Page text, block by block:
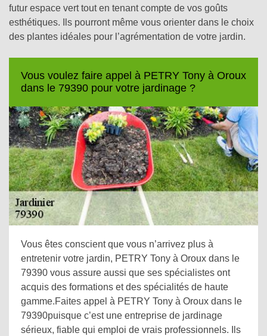
futur espace vert tout en tenant compte de vos goûts
esthétiques. Ils pourront même vous orienter dans le choix
des plantes idéales pour l’agrémentation de votre jardin.
Vous voulez faire appel à PETRY Tony à Oroux
dans le 79390 pour votre jardinage ?
Vous êtes conscient que vous n’arrivez plus à
entretenir votre jardin, PETRY Tony à Oroux dans le
79390 vous assure aussi que ses spécialistes ont
acquis des formations et des spécialités de haute
gamme.Faites appel à PETRY Tony à Oroux dans le
79390puisque c’est une entreprise de jardinage
sérieux, fiable qui emploi de vrais professionnels. Ils